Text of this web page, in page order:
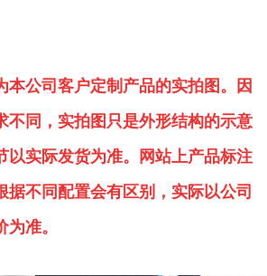
本公司客户定制产品的实拍图。因
不同，实拍图只是外形结构的示意
以实际发货为准。网站上产品标注
据不同配置会有区别，实际以公司
准。